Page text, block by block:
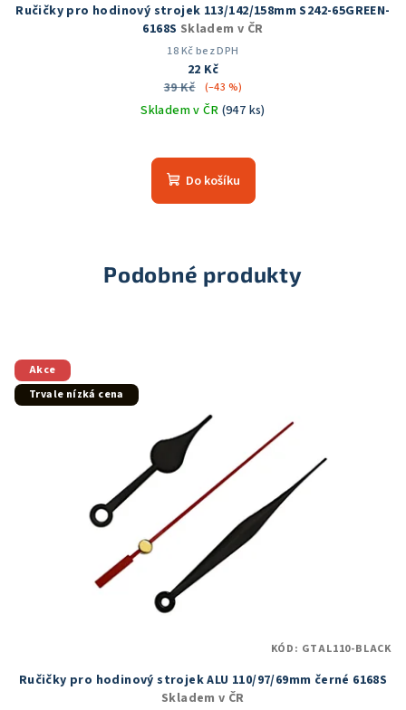
Ručičky pro hodinový strojek 113/142/158mm S242-65GREEN-
6168S Skladem v ČR
18 Kč bez DPH
22 Kč
39 Kč
(–43 %)
Skladem v ČR (947 ks)
hodnocení
produktu
hvězdiček.
Do košíku
Podobné produkty
Akce
Trvale nízká cena
Ručičky pro hodinový strojek ALU 110/97/69mm černé 6168S
Skladem v ČR
KÓD: GTAL110-BLACK